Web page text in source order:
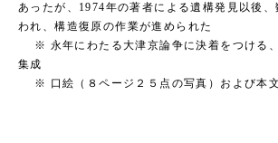
あったが、1974年の著者による遺構発見以後
われ、構造復原の作業が進められた
※ 永年にわたる大津京論争に決着をつける
集成
※ 口絵（８ページ２５点の写真）および本